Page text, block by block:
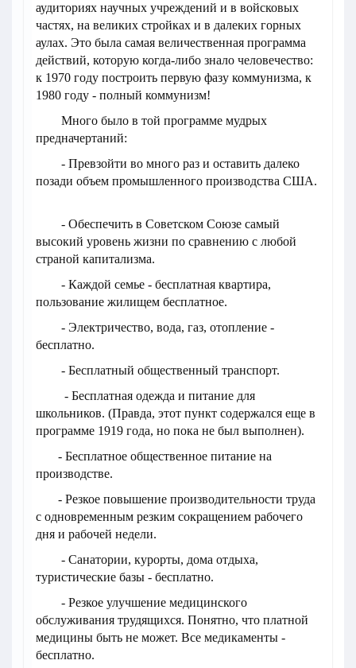
аудиториях научных учреждений и в войсковых
частях, на великих стройках и в далеких горных
аулах. Это была самая величественная программа
действий, которую когда-либо знало человечество:
к 1970 году построить первую фазу коммунизма, к
1980 году - полный коммунизм!
Много было в той программе мудрых
предначертаний:
- Превзойти во много раз и оставить далеко
позади объем промышленного производства США.
- Обеспечить в Советском Союзе самый
высокий уровень жизни по сравнению с любой
страной капитализма.
- Каждой семье - бесплатная квартира,
пользование жилищем бесплатное.
- Электричество, вода, газ, отопление -
бесплатно.
- Бесплатный общественный транспорт.
- Бесплатная одежда и питание для
школьников. (Правда, этот пункт содержался еще в
программе 1919 года, но пока не был выполнен).
- Бесплатное общественное питание на
производстве.
- Резкое повышение производительности труда
с одновременным резким сокращением рабочего
дня и рабочей недели.
- Санатории, курорты, дома отдыха,
туристические базы - бесплатно.
- Резкое улучшение медицинского
обслуживания трудящихся. Понятно, что платной
медицины быть не может. Все медикаменты -
бесплатно.